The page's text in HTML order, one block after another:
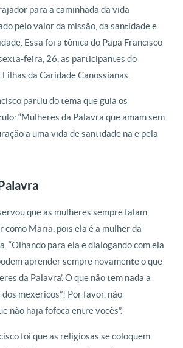
para a caminhada da vida
pelo valor da missão, da santidade e
Essa foi a tônica do Papa Francisco
feira, 26, as participantes do
da Caridade Canossianas.
partiu do tema que guia os
“Mulheres da Palavra que amam sem
a uma vida de santidade na e pela
que as mulheres sempre falam,
como Maria, pois ela é a mulher da
“Olhando para ela e dialogando com ela
aprender sempre novamente o que
da Palavra’. O que não tem nada a
dos mexericos”! Por favor, não
não haja fofoca entre vocês”.
foi que as religiosas se coloquem